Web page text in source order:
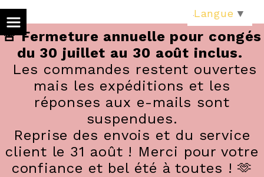
🚨 Fermeture annuelle pour congés
du 30 juillet au 30 août inclus.
Les commandes restent ouvertes
mais les expéditions et les
réponses aux e-mails sont
suspendues.
Reprise des envois et du service
client le 31 août ! Merci pour votre
confiance et bel été à toutes ! 🫶
Langue ▼